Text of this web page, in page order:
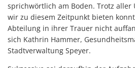
sprichwörtlich am Boden. Trotz
wir zu diesem Zeitpunkt bieten
Abteilung in ihrer Trauer nicht
sich Kathrin Hammer,
Stadtverwaltung Speyer.